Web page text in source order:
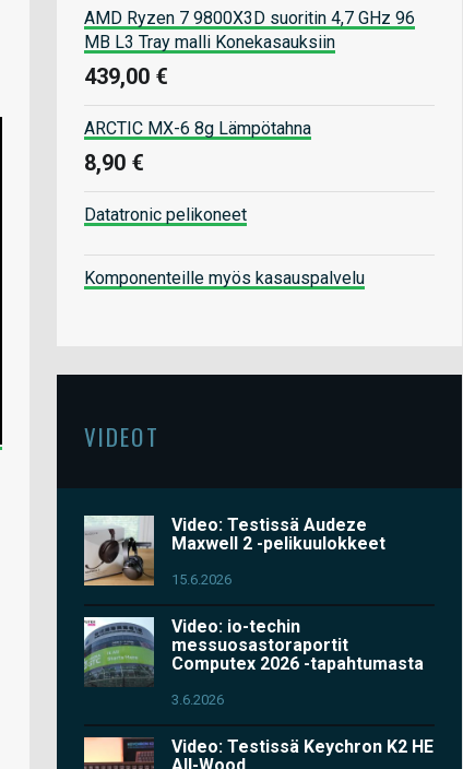
AMD Ryzen 7 9800X3D suoritin 4,7 GHz 96
MB L3 Tray malli Konekasauksiin
439,00 €
ARCTIC MX-6 8g Lämpötahna
8,90 €
Datatronic pelikoneet
Komponenteille myös kasauspalvelu
VIDEOT
Video: Testissä Audeze
Maxwell 2 -pelikuulokkeet
15.6.2026
Video: io-techin
messuosastoraportit
Computex 2026 -tapahtumasta
3.6.2026
Video: Testissä Keychron K2 HE